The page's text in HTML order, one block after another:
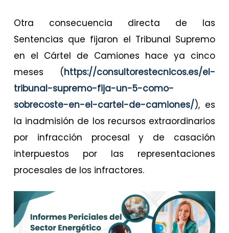
Otra consecuencia directa de las
Sentencias que fijaron el Tribunal Supremo
en el Cártel de Camiones hace ya cinco
meses (https://consultorestecnicos.es/el-
tribunal-supremo-fija-un-5-como-
sobrecoste-en-el-cartel-de-camiones/), es
la inadmisión de los recursos extraordinarios
por infracción procesal y de casación
interpuestos por las representaciones
procesales de los infractores.